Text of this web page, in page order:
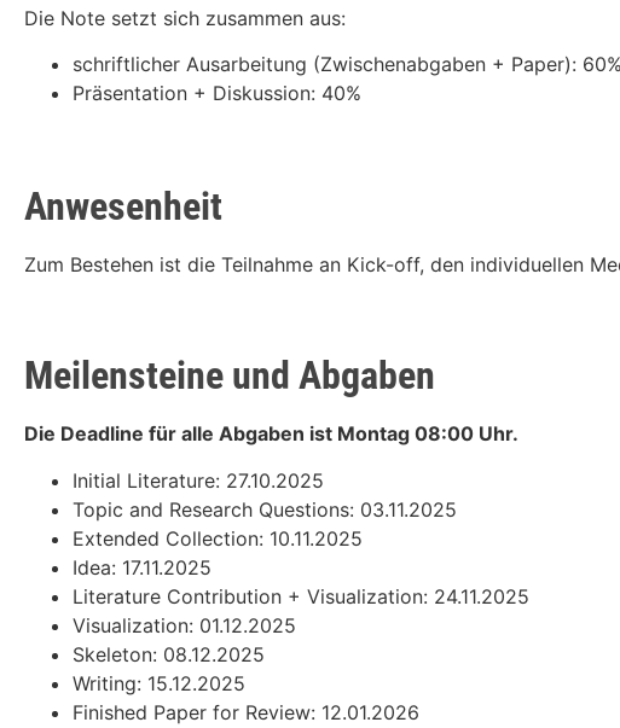
Die Note setzt sich zusammen aus:
schriftlicher Ausarbeitung (Zwischenabgaben + Paper): 60%
Präsentation + Diskussion: 40%
Anwesenheit
Zum Bestehen ist die Teilnahme an Kick-off, den individuellen
Meilensteine und Abgaben
Die Deadline für alle Abgaben ist Montag 08:00 Uhr.
Initial Literature: 27.10.2025
Topic and Research Questions: 03.11.2025
Extended Collection: 10.11.2025
Idea: 17.11.2025
Literature Contribution + Visualization: 24.11.2025
Visualization: 01.12.2025
Skeleton: 08.12.2025
Writing: 15.12.2025
Finished Paper for Review: 12.01.2026